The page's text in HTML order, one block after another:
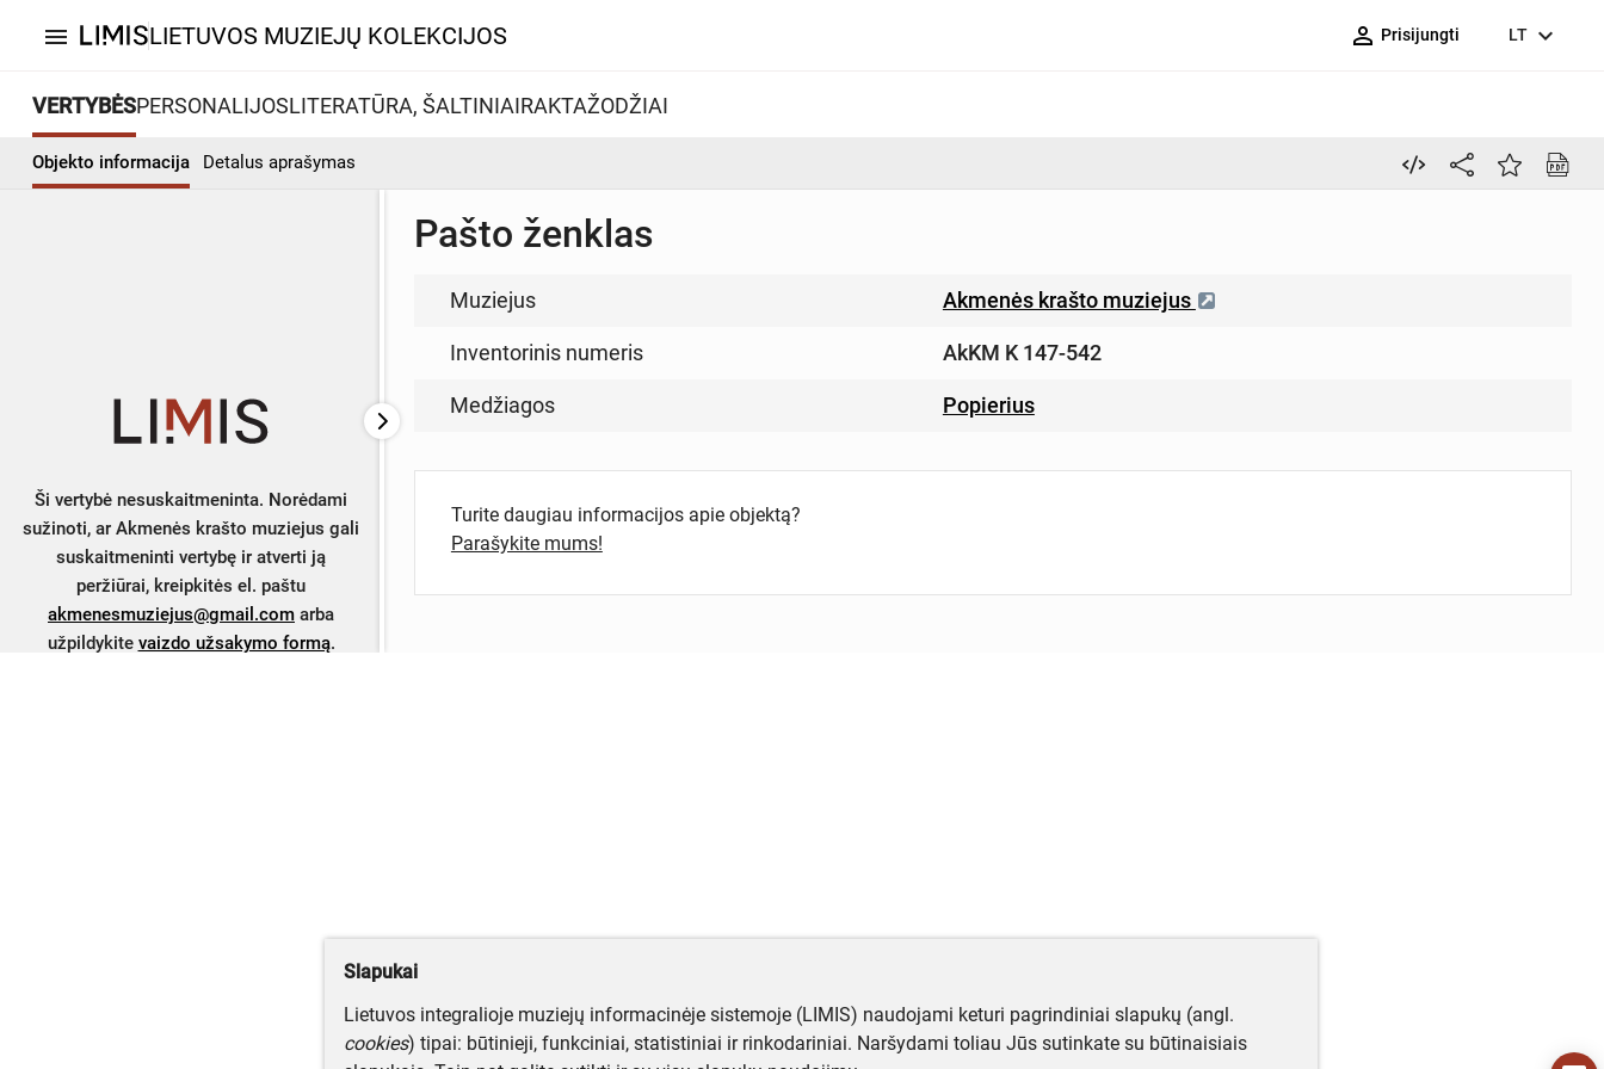
menu LIETUVOS MUZIEJŲ KOLEKCIJOS person_outline Prisijungti LT expand_more
VERTYBĖSPERSONALIJOSLITERATŪRA, ŠALTINIAIRAKTAŽODŽIAI
Objekto informacija Detalus aprašymas
Ši vertybė nesuskaitmeninta. Norėdami
sužinoti, ar Akmenės krašto muziejus gali
suskaitmeninti vertybę ir atverti ją
peržiūrai, kreipkitės el. paštu
akmenesmuziejus@gmail.com arba
užpildykite vaizdo užsakymo formą.
Pašto ženklas
Muziejus Akmenės krašto muziejus
Inventorinis numeris AkKM K 147-542
Medžiagos Popierius
Turite daugiau informacijos apie objektą?
Parašykite mums!
Slapukai
Lietuvos integralioje muziejų informacinėje sistemoje (LIMIS) naudojami keturi pagrindiniai slapukų (angl.
cookies) tipai: būtinieji, funkciniai, statistiniai ir rinkodariniai. Naršydami toliau Jūs sutinkate su būtinaisiais